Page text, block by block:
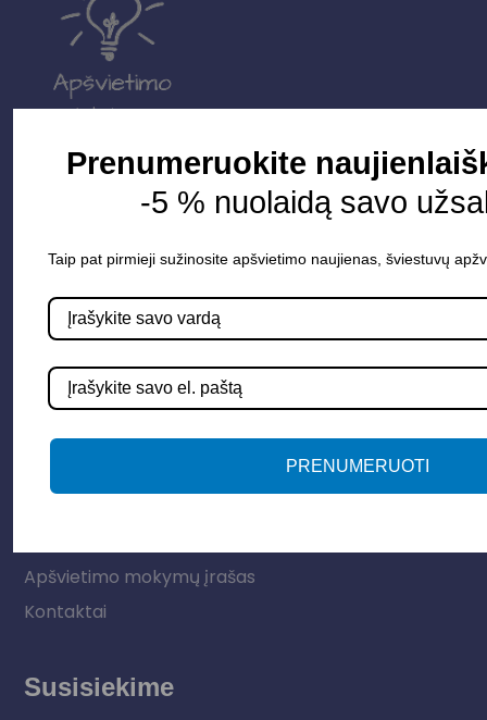
Parduotuvė
Lauko šviestuvai
LED juostos
Vidaus apšvietimas
Apšvietimo mokymų įrašas
Kontaktai
Susisiekime
Prenumeruokite
-5 % nuolaidą savo
Taip pat pirmieji sužinosite apšvietimo naujienas, šviestuvų
PRENUMERUOTI